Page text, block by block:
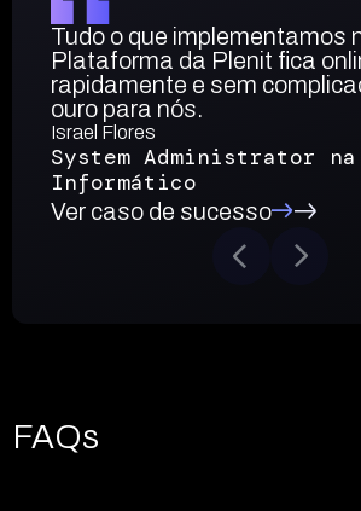
Tudo o que implementamos
Plataforma da Plenit fica
rapidamente e sem
ouro para nós.
Israel Flores
System Administrator
Informático
Ver caso de sucesso
FAQs